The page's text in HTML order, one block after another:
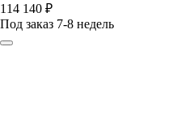
114 140 ₽
Под заказ 7-8 недель